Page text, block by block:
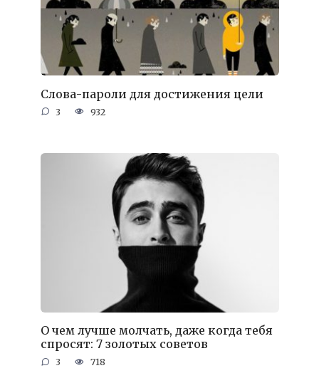
Слова-пароли для достижения цели
3 932
О чем лучше молчать, даже когда тебя
спросят: 7 золотых советов
3 718